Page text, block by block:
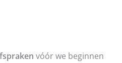
vóór we beginnen